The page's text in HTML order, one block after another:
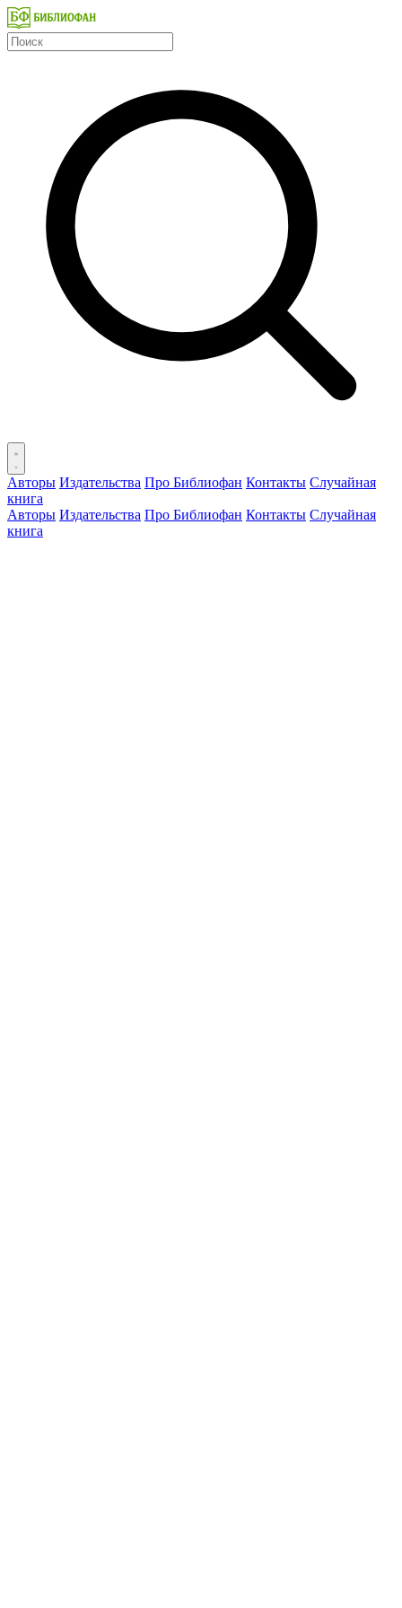
Авторы Издательства Про Библиофан Контакты Случайная
книга
Авторы Издательства Про Библиофан Контакты Случайная
книга